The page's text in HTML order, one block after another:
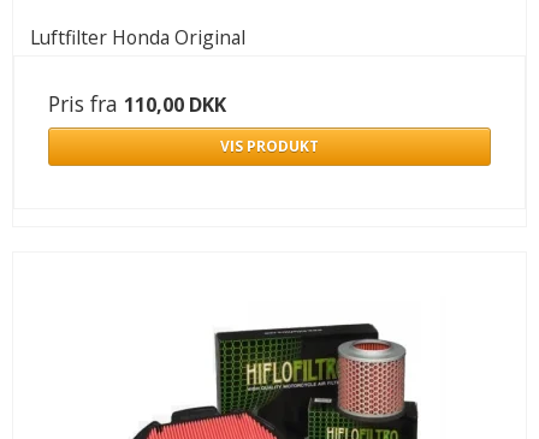
Luftfilter Honda Original
Pris fra 110,00 DKK
VIS PRODUKT